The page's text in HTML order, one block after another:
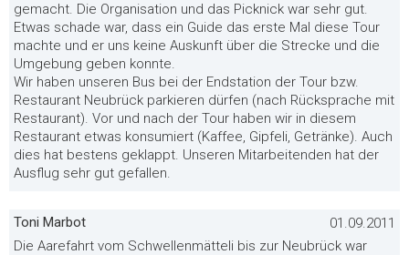
gemacht. Die Organisation und das Picknick war sehr gut.
Etwas schade war, dass ein Guide das erste Mal diese Tour
machte und er uns keine Auskunft über die Strecke und die
Umgebung geben konnte.
Wir haben unseren Bus bei der Endstation der Tour bzw.
Restaurant Neubrück parkieren dürfen (nach Rücksprache mit
Restaurant). Vor und nach der Tour haben wir in diesem
Restaurant etwas konsumiert (Kaffee, Gipfeli, Getränke). Auch
dies hat bestens geklappt. Unseren Mitarbeitenden hat der
Ausflug sehr gut gefallen.
Toni Marbot
01.09.2011
Die Aarefahrt vom Schwellenmätteli bis zur Neubrück war